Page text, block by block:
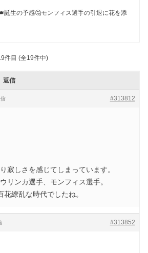
誕生の予感🤔モンフィス選手の引退に花を添
件目 (全19件中)
返信
#313812
寂しさを感じてしまっています。
リンカ選手、モンフィス選手。
花繚乱な時代でしたね。
#313852